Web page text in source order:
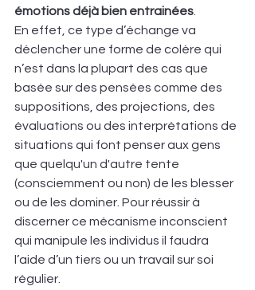
émotions déjà bien entrainées.
En effet, ce type d’échange va
déclencher une forme de colère qui
n’est dans la plupart des cas que
basée sur des pensées comme des
suppositions, des projections, des
évaluations ou des interprétations de
situations qui font penser aux gens
que quelqu'un d'autre tente
(consciemment ou non) de les blesser
ou de les dominer. Pour réussir à
discerner ce mécanisme inconscient
qui manipule les individus il faudra
l’aide d’un tiers ou un travail sur soi
régulier.